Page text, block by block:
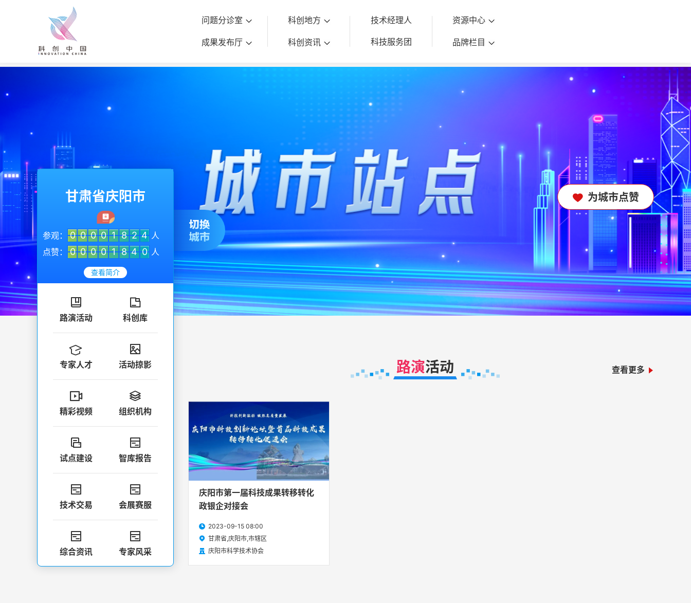
问题分诊室
成果发布厅
科创地方
科创资讯
技术经理人
科技服务团
资源中心
品牌栏目
甘肃省庆阳市
参观： 0 0 0 0 1 8 2 4 人
点赞：
0 0 0 0 1 8 4 0 人
查看简介

路演活动

科创库

专家人才

活动掠影

精彩视频

组织机构

试点建设

智库报告

技术交易

会展赛服

综合资讯

专家风采
路演活动 查看更多 
庆阳市第一届科技成果转移转化
政银企对接会
 2023-09-15 08:00
 甘肃省,庆阳市,市辖区
 庆阳市科学技术协会
 为城市点赞